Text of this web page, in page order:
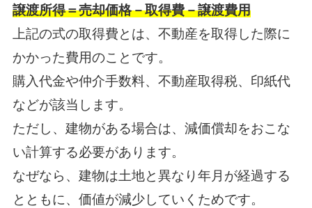
譲渡所得＝売却価格－取得費－譲渡費用
上記の式の取得費とは、不動産を取得した際に
かかった費用のことです。
購入代金や仲介手数料、不動産取得税、印紙代
などが該当します。
ただし、建物がある場合は、減価償却をおこな
い計算する必要があります。
なぜなら、建物は土地と異なり年月が経過する
とともに、価値が減少していくためです。